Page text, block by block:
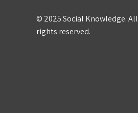
© 2025 Social Knowledge. All
rights reserved.